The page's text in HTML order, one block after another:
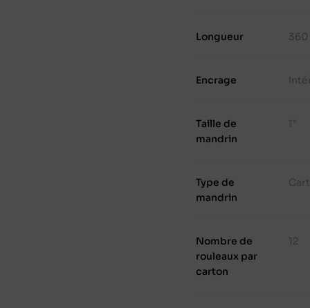
Longueur 360
Encrage
Taille de
mandrin
1"
Type de
mandrin
Nombre de
rouleaux par
carton
12